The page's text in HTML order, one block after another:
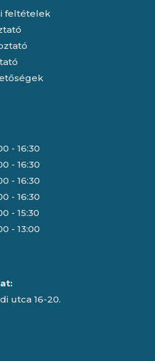
feltételek
- 16:30
- 16:30
- 16:30
- 16:30
- 15:30
- 13:00
utca 16-20.